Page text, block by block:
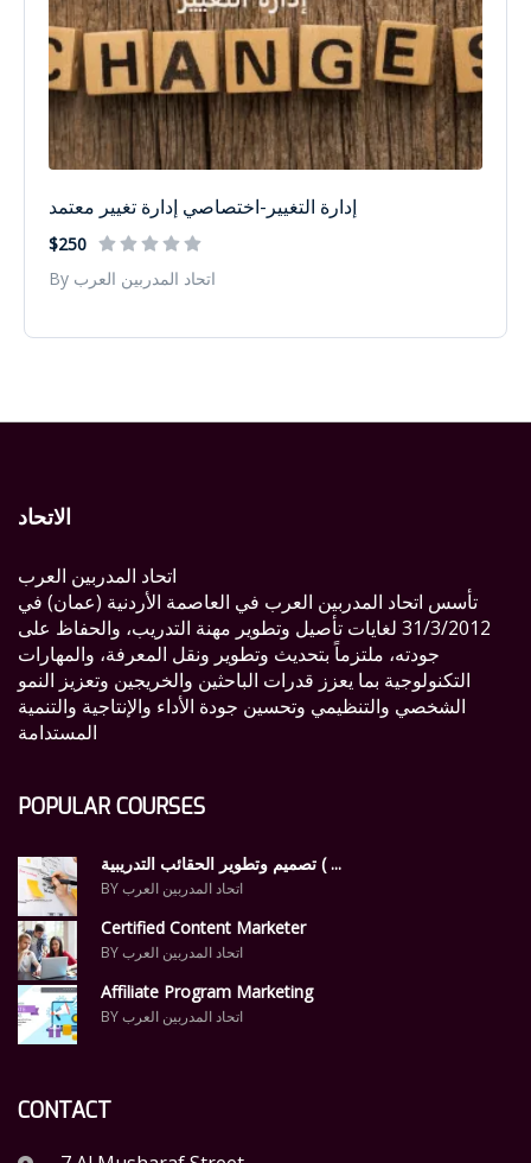
إدارة التغيير-اختصاصي إدارة تغيير معتمد
$250
By اتحاد المدربين العرب
الاتحاد
اتحاد المدربين العرب
تأسس اتحاد المدربين العرب في العاصمة الأردنية (عمان) في
31/3/2012 لغايات تأصيل وتطوير مهنة التدريب، والحفاظ على
جودته، ملتزماً بتحديث وتطوير ونقل المعرفة، والمهارات
التكنولوجية بما يعزز قدرات الباحثين والخريجين وتعزيز النمو
الشخصي والتنظيمي وتحسين جودة الأداء والإنتاجية والتنمية
المستدامة
POPULAR COURSES
تصميم وتطوير الحقائب التدريبية ( ...
BY اتحاد المدربين العرب
Certified Content Marketer
BY اتحاد المدربين العرب
Affiliate Program Marketing
BY اتحاد المدربين العرب
CONTACT